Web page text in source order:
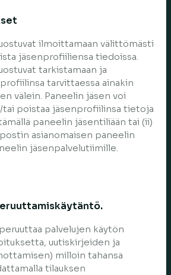
ilmoittamaan välittömästi
jäsenprofiiliensa tiedoissa.
tarkistamaan ja
tarvittaessa ainakin
välein. Paneelin jäsen voi
tai poistaa jäsenprofiilinsa tietoja
paneelin jäsentiliään tai (ii)
asianomaisen paneelin
jäsenpalvelutiimille.
palvelujen käytön
uutiskirjeiden ja
milloin tahansa
tilauksen